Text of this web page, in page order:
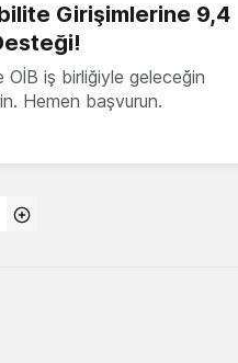
Girişimlerine 9,4
iş birliğiyle geleceğin
Hemen başvurun.